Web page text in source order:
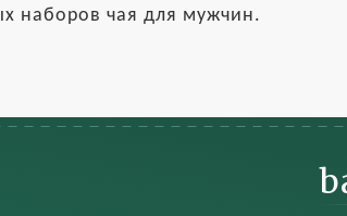
наборов чая для мужчин.